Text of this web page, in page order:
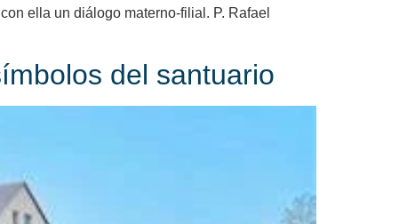
ella un diálogo materno-filial. P. Rafael
del santuario